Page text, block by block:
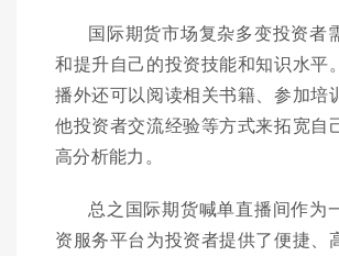
国际期货市场复杂多变投资者
和提升自己的投资技能和知识水平
播外还可以阅读相关书籍、参加培
他投资者交流经验等方式来拓宽自
高分析能力。
总之国际期货喊单直播间作为
资服务平台为投资者提供了便捷、